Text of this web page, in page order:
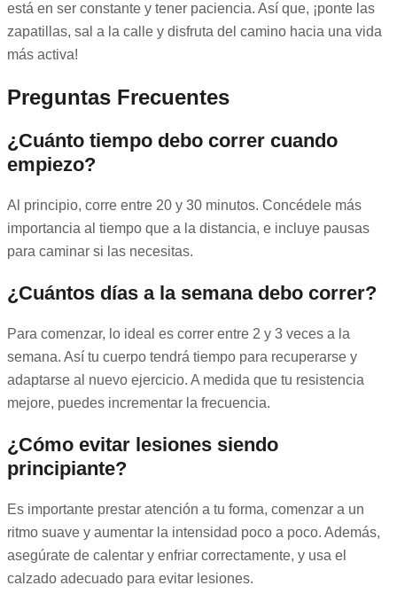
está en ser constante y tener paciencia. Así que, ¡ponte las
zapatillas, sal a la calle y disfruta del camino hacia una vida
más activa!
Preguntas Frecuentes
¿Cuánto tiempo debo correr cuando
empiezo?
Al principio, corre entre 20 y 30 minutos. Concédele más
importancia al tiempo que a la distancia, e incluye pausas
para caminar si las necesitas.
¿Cuántos días a la semana debo correr?
Para comenzar, lo ideal es correr entre 2 y 3 veces a la
semana. Así tu cuerpo tendrá tiempo para recuperarse y
adaptarse al nuevo ejercicio. A medida que tu resistencia
mejore, puedes incrementar la frecuencia.
¿Cómo evitar lesiones siendo
principiante?
Es importante prestar atención a tu forma, comenzar a un
ritmo suave y aumentar la intensidad poco a poco. Además,
asegúrate de calentar y enfriar correctamente, y usa el
calzado adecuado para evitar lesiones.